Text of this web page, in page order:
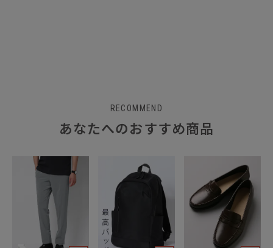
RECOMMEND
あなたへのおすすめ商品